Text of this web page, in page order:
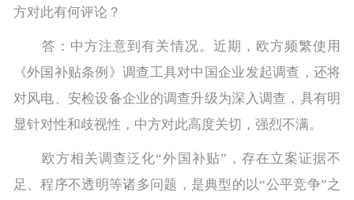
方对此有何评论？
答：中方注意到有关情况。近期，欧方频繁使用
《外国补贴条例》调查工具对中国企业发起调查，还将
对风电、安检设备企业的调查升级为深入调查，具有明
显针对性和歧视性，中方对此高度关切，强烈不满。
欧方相关调查泛化“外国补贴”，存在立案证据不
足、程序不透明等诸多问题，是典型的以“公平竞争”之